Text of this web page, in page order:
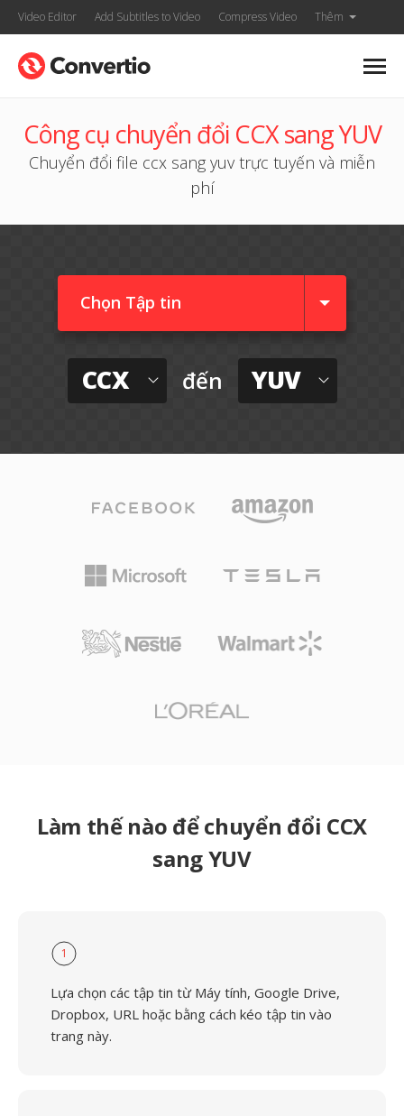
Video Editor Add Subtitles to Video Compress Video Thêm
Công cụ chuyển đổi CCX sang YUV
Chuyển đổi file ccx sang yuv trực tuyến và miễn
phí
Chọn Tập tin
CCX đến YUV
Làm thế nào để chuyển đổi CCX
sang YUV
1
Lựa chọn các tập tin từ Máy tính, Google Drive,
Dropbox, URL hoặc bằng cách kéo tập tin vào
trang này.